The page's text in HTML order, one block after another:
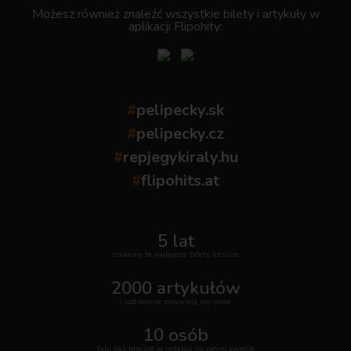
Możesz również znaleźć wszystkie bilety i artykuły w
aplikacji Flipohity:
#pelipecky.sk
#pelipecky.cz
#repjegykiraly.hu
#flipohits.at
5 lat
szukamy te najlepsze bilety lotnicze
2000 artykułów
i codziennie pojawiają się nowe
10 osób
tylu nas pracuje w redakcji na całym świecie